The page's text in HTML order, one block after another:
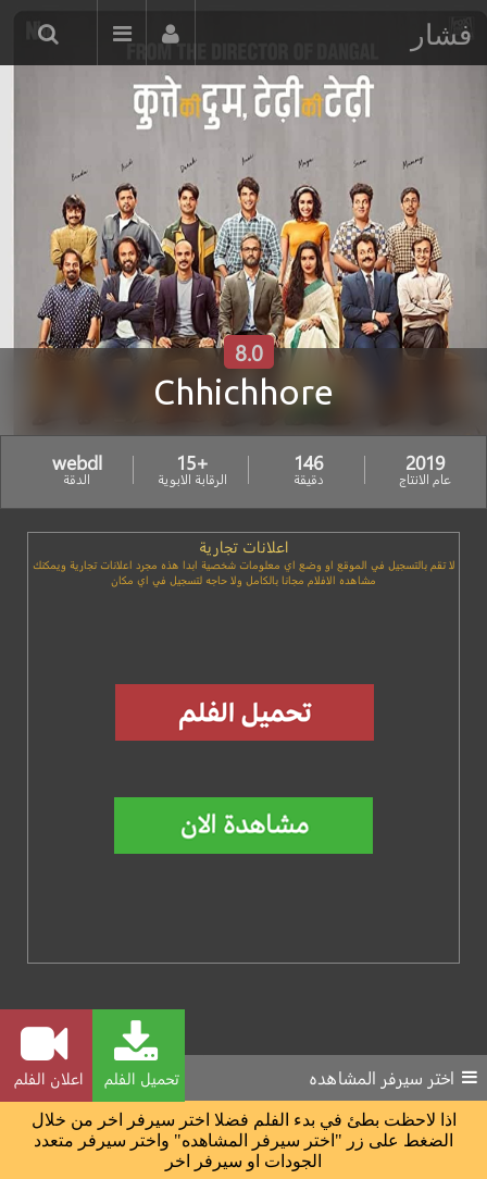
فشار
Chhichhore
8.0
2019
عام الانتاج
146
دقيقة
+15
الرقابة الابوية
webdl
الدقة
اعلانات تجارية
لا تقم بالتسجيل في الموقع او وضع اي معلومات شخصية ابدا هذه مجرد اعلانات تجارية ويمكنك
مشاهده الافلام مجانا بالكامل ولا حاجه لتسجيل في اي مكان
تحميل الفلم اعلان الفلم اختر سيرفر المشاهده
اذا لاحظت بطئ في بدء الفلم فضلا اختر سيرفر اخر من خلال
الضغط على زر "اختر سيرفر المشاهده" واختر سيرفر متعدد
الجودات او سيرفر اخر